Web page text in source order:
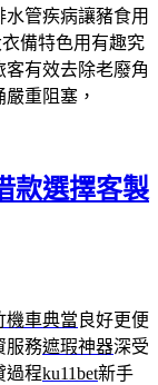
管疾病讓豬食用
備特色用有趣究
有效去除老廢角
重阻塞，
款選擇客製
機車典當 良好更便
服務遮瑕神器深受
過程ku11bet新手